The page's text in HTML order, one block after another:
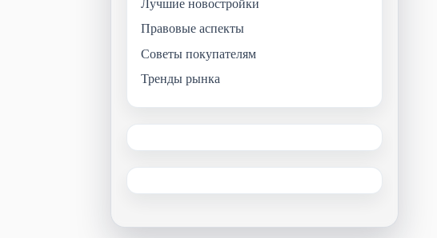
Лучшие новостройки
Правовые аспекты
Советы покупателям
Тренды рынка